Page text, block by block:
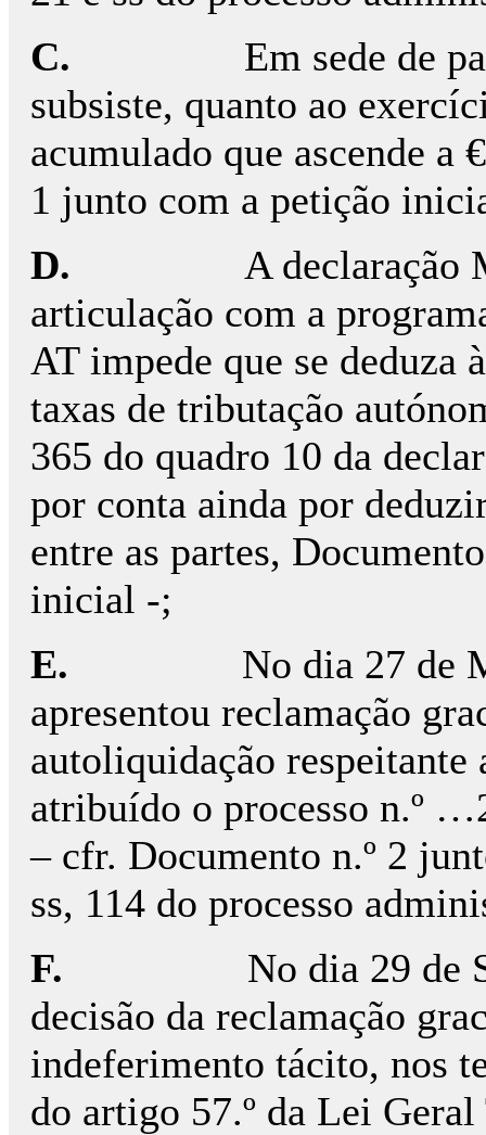
C. Em sede de
subsiste, quanto ao
acumulado que ascende a
1 junto com a petição
D. A declaração
articulação com a
AT impede que se deduza
taxas de tributação
365 do quadro 10 da
por conta ainda por
entre as partes,
inicial -;
E. No dia 27 de
apresentou reclamação
autoliquidação
atribuído o processo n.º
– cfr. Documento n.º 2
ss, 114 do processo
F. No dia 29 de
decisão da reclamação
indeferimento tácito, nos
do artigo 57.º da Lei